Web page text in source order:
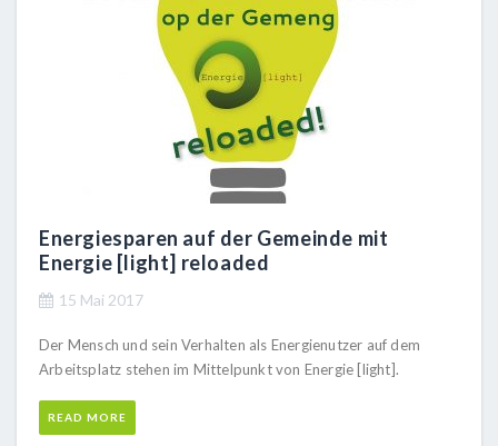
Energiesparen auf der Gemeinde mit
Energie [light] reloaded
15 Mai 2017
Der Mensch und sein Verhalten als Energienutzer auf dem
Arbeitsplatz stehen im Mittelpunkt von Energie [light].
READ MORE